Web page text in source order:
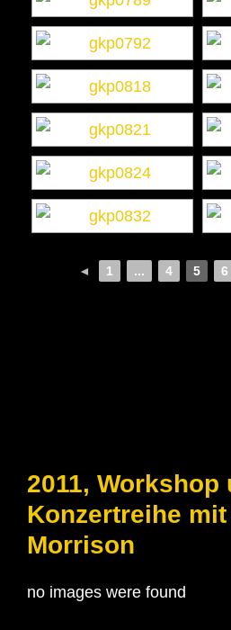
◄ 1 ... 4 5 6
2011, Workshop
Konzertreihe
Morrison
no images were found